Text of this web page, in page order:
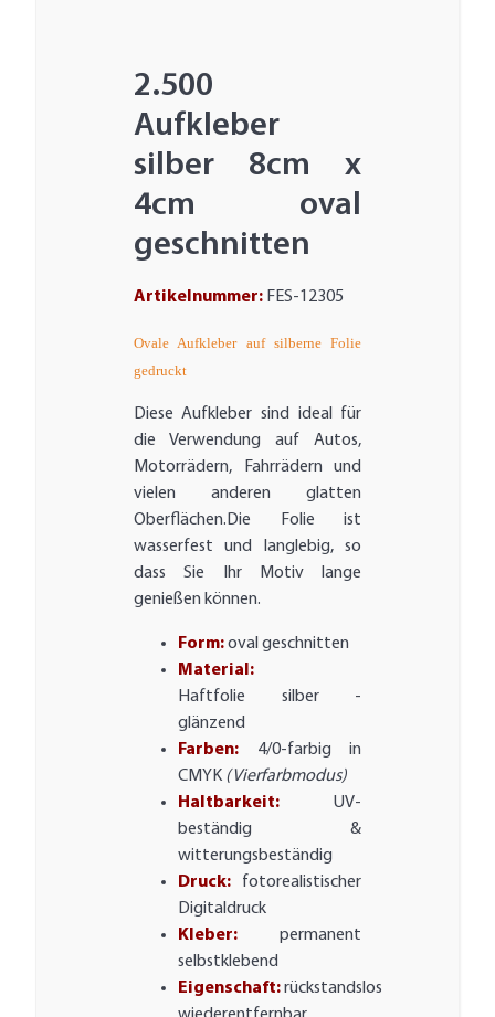
2.500
Aufkleber
silber 8cm x
4cm oval
geschnitten
Artikelnummer: FES-12305
Ovale Aufkleber auf silberne Folie
gedruckt
Diese Aufkleber sind ideal für
die Verwendung auf Autos,
Motorrädern, Fahrrädern und
vielen anderen glatten
Oberflächen.Die Folie ist
wasserfest und langlebig, so
dass Sie Ihr Motiv lange
genießen können.
Form:oval geschnitten
Material:
Haftfolie silber -
glänzend
Farben:4/0-farbig in
CMYK (Vierfarbmodus)
Haltbarkeit:UV-
beständig &
witterungsbeständig
Druck:fotorealistischer
Digitaldruck
Kleber:permanent
selbstklebend
Eigenschaft:rückstandslos